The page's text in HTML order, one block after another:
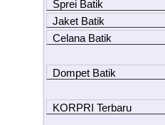
Sprei Batik
Jaket Batik
Celana Batik
Dompet Batik
KORPRI Terbaru